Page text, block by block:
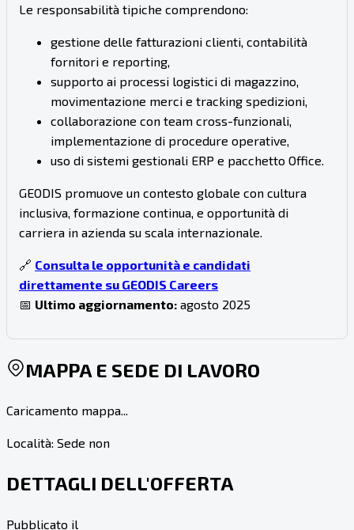
Le responsabilità tipiche comprendono:
gestione delle fatturazioni clienti, contabilità
fornitori e reporting,
supporto ai processi logistici di magazzino,
movimentazione merci e tracking spedizioni,
collaborazione con team cross-funzionali,
implementazione di procedure operative,
uso di sistemi gestionali ERP e pacchetto Office.
GEODIS promuove un contesto globale con cultura
inclusiva, formazione continua, e opportunità di
carriera in azienda su scala internazionale.
🔗 Consulta le opportunità e candidati
direttamente su GEODIS Careers
📅 Ultimo aggiornamento: agosto 2025
MAPPA E SEDE DI LAVORO
Caricamento mappa...
Località: Sede non
DETTAGLI DELL'OFFERTA
Pubblicato il